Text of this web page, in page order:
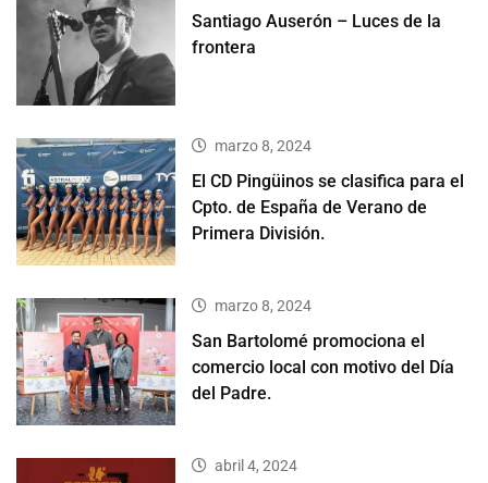
Santiago Auserón – Luces de la
frontera
marzo 8, 2024
El CD Pingüinos se clasifica para el
Cpto. de España de Verano de
Primera División.
marzo 8, 2024
San Bartolomé promociona el
comercio local con motivo del Día
del Padre.
abril 4, 2024